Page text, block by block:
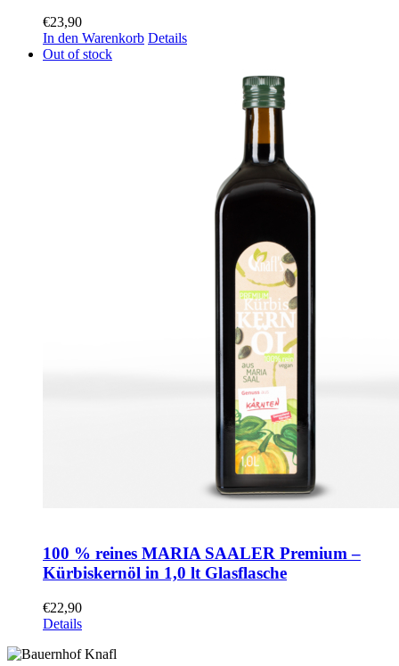
€23,90
In den Warenkorb Details
Out of stock
100 % reines MARIA SAALER Premium –
Kürbiskernöl in 1,0 lt Glasflasche
€22,90
Details